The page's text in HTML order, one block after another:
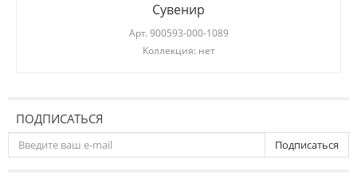
Сувенир
Арт. 900593-000-1089
Коллекция: нет
ПОДПИСАТЬСЯ
Подписаться